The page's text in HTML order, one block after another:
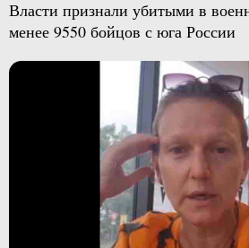
Власти признали убитыми в
менее 9550 бойцов с юга России